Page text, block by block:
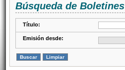
Búsqueda de Boletines
Título:
Emisión desde: